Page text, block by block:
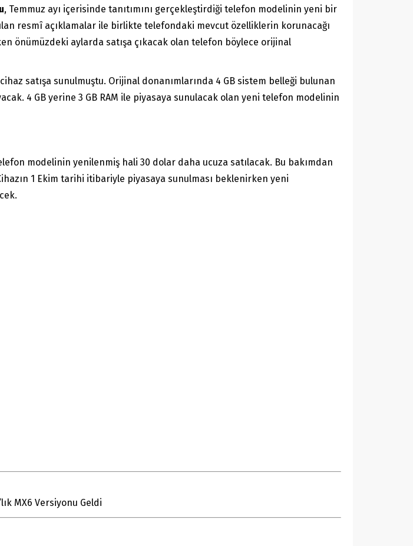
, Temmuz ayı içerisinde tanıtımını gerçekleştirdiği telefon modelinin yeni bir
resmî açıklamalar ile birlikte telefondaki mevcut özelliklerin korunacağı
önümüzdeki aylarda satışa çıkacak olan telefon böylece orijinal
satışa sunulmuştu. Orijinal donanımlarında 4 GB sistem belleği bulunan
4 GB yerine 3 GB RAM ile piyasaya sunulacak olan yeni telefon modelinin
modelinin yenilenmiş hali 30 dolar daha ucuza satılacak. Bu bakımdan
1 Ekim tarihi itibariyle piyasaya sunulması beklenirken yeni
MX6 Versiyonu Geldi